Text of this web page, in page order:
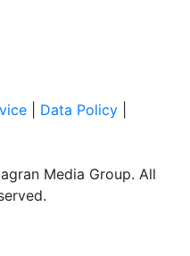
Data Policy
Media Group. All